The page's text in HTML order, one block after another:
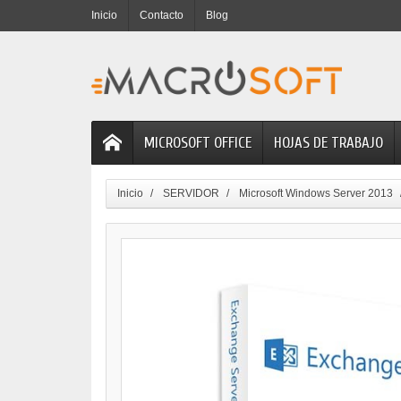
Inicio Contacto Blog
MICROSOFT OFFICE HOJAS DE TRABAJO
Inicio SERVIDOR Microsoft Windows Server 2013